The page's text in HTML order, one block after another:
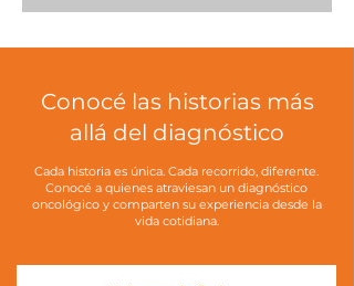
Conocé las historias más
allá del diagnóstico
Cada historia es única. Cada recorrido, diferente.
Conocé a quienes atraviesan un diagnóstico
oncológico y comparten su experiencia desde la
vida cotidiana.